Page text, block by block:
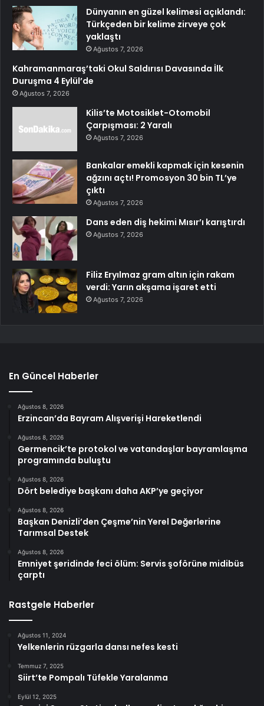
Dünyanın en güzel kelimesi açıklandı:
Türkçeden bir kelime zirveye çok
yaklaştı
Ağustos 7, 2026
Kahramanmaraş’taki Okul Saldırısı Davasında İlk
Duruşma 4 Eylül’de
Ağustos 7, 2026
Kilis’te Motosiklet-Otomobil
Çarpışması: 2 Yaralı
Ağustos 7, 2026
Bankalar emekli kapmak için kesenin
ağzını açtı! Promosyon 30 bin TL’ye
çıktı
Ağustos 7, 2026
Dans eden diş hekimi Mısır’ı karıştırdı
Ağustos 7, 2026
Filiz Eryılmaz gram altın için rakam
verdi: Yarın akşama işaret etti
Ağustos 7, 2026
En Güncel Haberler
Ağustos 8, 2026
Erzincan’da Bayram Alışverişi Hareketlendi
Ağustos 8, 2026
Germencik’te protokol ve vatandaşlar bayramlaşma
programında buluştu
Ağustos 8, 2026
Dört belediye başkanı daha AKP’ye geçiyor
Ağustos 8, 2026
Başkan Denizli’den Çeşme’nin Yerel Değerlerine
Tarımsal Destek
Ağustos 8, 2026
Emniyet şeridinde feci ölüm: Servis şoförüne midibüs
çarptı
Rastgele Haberler
Ağustos 11, 2024
Yelkenlerin rüzgarla dansı nefes kesti
Temmuz 7, 2025
Siirt’te Pompalı Tüfekle Yaralanma
Eylül 12, 2025